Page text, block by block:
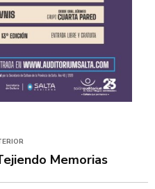
Memorias